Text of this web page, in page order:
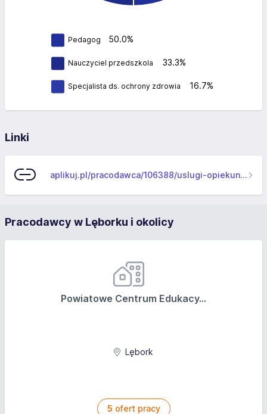
Pedagog 50.0%
Nauczyciel przedszkola 33.3%
Specjalista ds. ochrony zdrowia 16.7%
Linki
aplikuj.pl/pracodawca/106388/uslugi-opiekunczo-specjalistyczne-ramczyk-wojcik-anna
Pracodawcy w Lęborku i okolicy
Powiatowe Centrum Edukacy...
Lębork
5 ofert pracy